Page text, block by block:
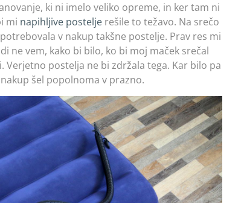
ki ni imelo veliko opreme, in ker tam ni
mi napihljive posteljerešile to težavo. Na srečo
v nakup takšne postelje. Prav res mi
ne vem, kako bi bilo, ko bi moj maček srečal
postelja ne bi zdržala tega. Kar bilo pa
šel popolnoma v prazno.